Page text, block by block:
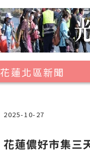
花蓮北區新聞
吉安鄉
2025-10-27
花蓮儂好市集三